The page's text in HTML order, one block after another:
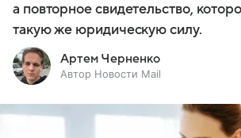
а повторное свидетельство,
такую же юридическую силу.
Артем Черненко
Автор Новости Mail